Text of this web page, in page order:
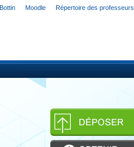
Bottin Moodle Répertoire des professeurs